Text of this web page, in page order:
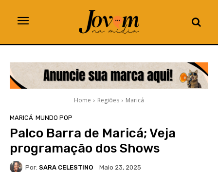
Home Regiões Maricá
MARICÁ MUNDO POP
Palco Barra de Maricá; Veja
programação dos Shows
Por: SARA CELESTINO Maio 23, 2025